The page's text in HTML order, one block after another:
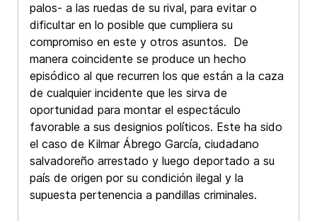
palos- a las ruedas de su rival, para evitar o
dificultar en lo posible que cumpliera su
compromiso en este y otros asuntos. De
manera coincidente se produce un hecho
episódico al que recurren los que están a la caza
de cualquier incidente que les sirva de
oportunidad para montar el espectáculo
favorable a sus designios políticos. Este ha sido
el caso de Kilmar Ábrego García, ciudadano
salvadoreño arrestado y luego deportado a su
país de origen por su condición ilegal y la
supuesta pertenencia a pandillas criminales.